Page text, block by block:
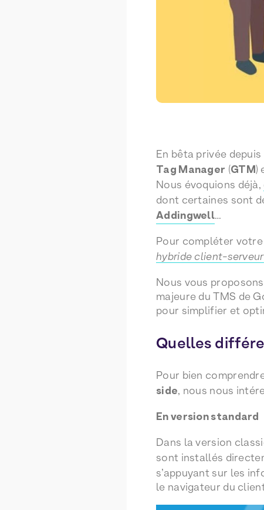
En bêta privée
Tag Manager (GTM)
Nous évoquions déjà,
dont certaines sont
Addingwell…
Pour compléter
hybride client-serveur
Nous vous
majeure du TMS de
pour simplifier et
Quelles
Pour bien
side, nous nous
En version standard
Dans la version
sont installés
s’appuyant sur les
le navigateur du